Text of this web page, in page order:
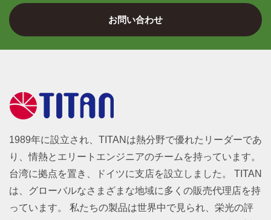
お問い合わせ
1989年に設立され、TITANは熱分野で優れたリーダーであ
り、情熱とエリートエンジニアのチームを持っています。
台湾に拠点を置き、ドイツに支店を設立しました。 TITAN
は、グローバルなさまざまな地域に多くの販売代理店を持
っています。 私たちの製品は世界中で見られ、栄光の評